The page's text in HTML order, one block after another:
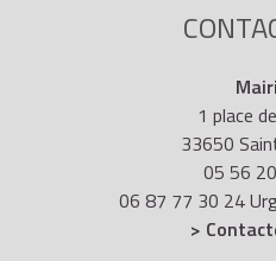
1 place
33650
05 56
06 87 77 30 24
>